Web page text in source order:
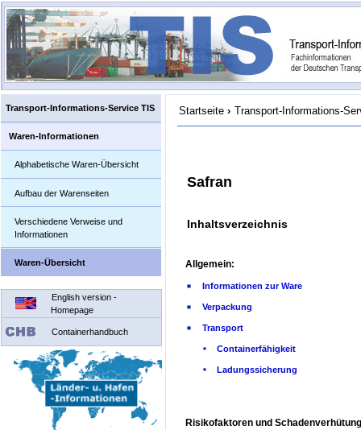
Transport-Informations-Service TIS
Waren-Informationen
Alphabetische Waren-Übersicht
Aufbau der Warenseiten
Verschiedene Verweise und
Informationen
Waren-Übersicht
English version -
Homepage
Containerhandbuch
Startseite › Transport-Informations-
Safran
Inhaltsverzeichnis
Allgemein:
Informationen zur Ware
Verpackung
Transport
Containerfähigkeit
Ladungssicherung
Risikofaktoren und